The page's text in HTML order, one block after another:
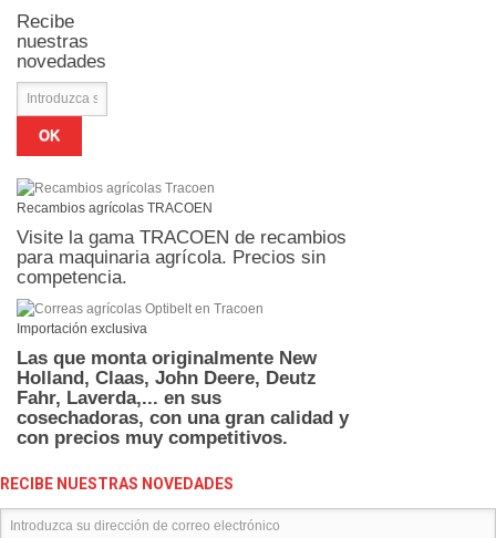
Recibe
nuestras
novedades
OK
Recambios agrícolas TRACOEN
Visite la gama TRACOEN de recambios
para maquinaria agrícola. Precios sin
competencia.
Importación exclusiva
Las que monta originalmente New
Holland, Claas, John Deere, Deutz
Fahr, Laverda,... en sus
cosechadoras, con una gran calidad y
con precios muy competitivos.
RECIBE NUESTRAS NOVEDADES